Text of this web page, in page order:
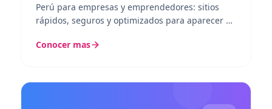
Perú para empresas y emprendedores: sitios
rápidos, seguros y optimizados para aparecer en
WordPress, Drupal o...
Conocer mas